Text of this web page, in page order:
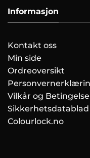
Informasjon
Kontakt oss
Min side
Ordreoversikt
Vilkår og
Sikkerhetsdatablad
Colourlock.no